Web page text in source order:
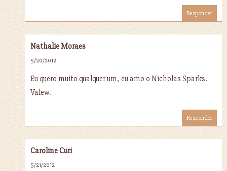
Responder
Nathalie Moraes
5/20/2012
Eu quero muito qualquer um, eu amo o Nicholas Sparks.
Valew.
Responder
Caroline Curi
5/21/2012